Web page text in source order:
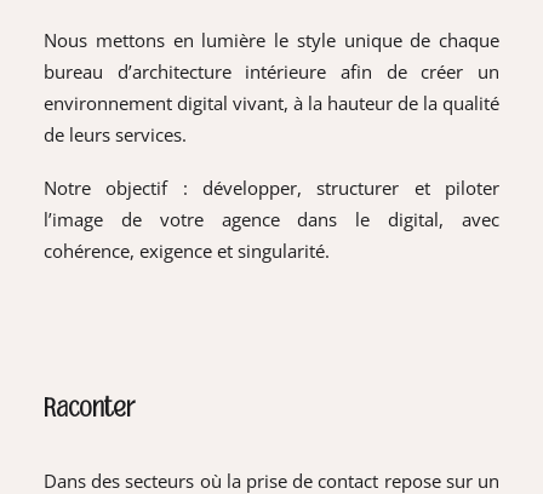
Nous mettons en lumière le style unique de chaque
bureau d’architecture intérieure afin de créer un
environnement digital vivant, à la hauteur de la qualité
de leurs services.
Notre objectif : développer, structurer et piloter
l’image de votre agence dans le digital, avec
cohérence, exigence et singularité.
Raconter
Dans des secteurs où la prise de contact repose sur un